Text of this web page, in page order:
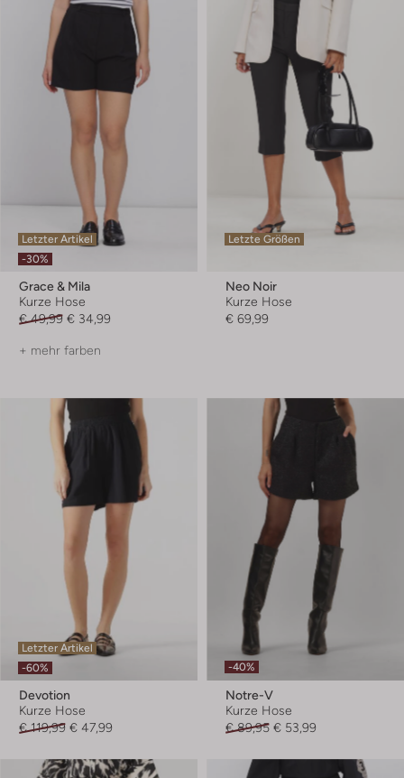
Letzter Artikel
-30%
Grace & Mila
Kurze Hose
€ 49,99 € 34,99
+ mehr farben
Letzte Größen
Neo Noir
Kurze Hose
€ 69,99
Letzter Artikel
-60%
Devotion
Kurze Hose
€ 119,99 € 47,99
-40%
Notre-V
Kurze Hose
€ 89,95 € 53,99